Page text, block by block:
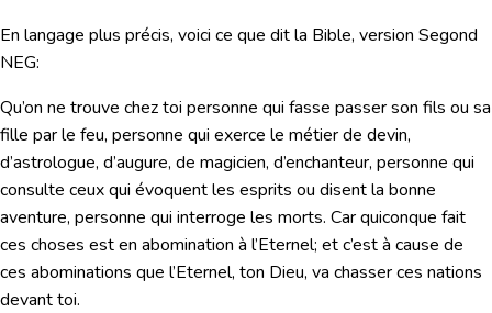
En langage plus précis, voici ce que dit la Bible, version Segond
NEG:
Qu’on ne trouve chez toi personne qui fasse passer son fils ou sa
fille par le feu, personne qui exerce le métier de devin,
d’astrologue, d’augure, de magicien, d’enchanteur, personne qui
consulte ceux qui évoquent les esprits ou disent la bonne
aventure, personne qui interroge les morts. Car quiconque fait
ces choses est en abomination à l’Eternel; et c’est à cause de
ces abominations que l’Eternel, ton Dieu, va chasser ces nations
devant toi.